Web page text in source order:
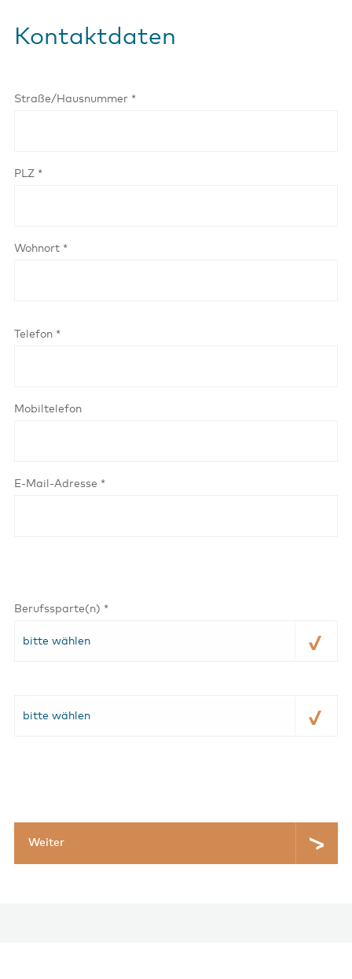
Kontaktdaten
Straße/Hausnummer *
PLZ *
Wohnort *
Telefon *
Mobiltelefon
E-Mail-Adresse *
Berufssparte(n) *
bitte wählen
bitte wählen
Weiter